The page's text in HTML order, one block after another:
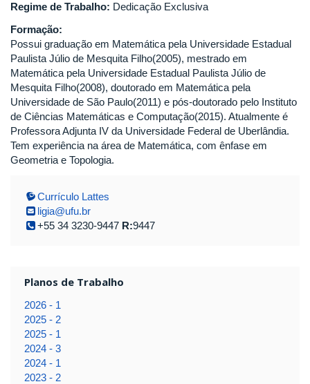
Regime de Trabalho: Dedicação Exclusiva
Formação:
Possui graduação em Matemática pela Universidade Estadual
Paulista Júlio de Mesquita Filho(2005), mestrado em
Matemática pela Universidade Estadual Paulista Júlio de
Mesquita Filho(2008), doutorado em Matemática pela
Universidade de São Paulo(2011) e pós-doutorado pelo Instituto
de Ciências Matemáticas e Computação(2015). Atualmente é
Professora Adjunta IV da Universidade Federal de Uberlândia.
Tem experiência na área de Matemática, com ênfase em
Geometria e Topologia.
Currículo Lattes
ligia@ufu.br
+55 34 3230-9447 R:9447
Planos de Trabalho
2026 - 1
2025 - 2
2025 - 1
2024 - 3
2024 - 1
2023 - 2